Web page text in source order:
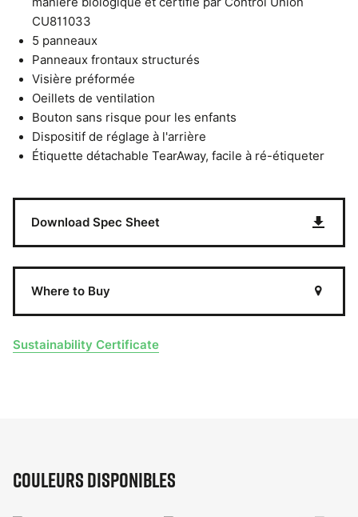
CU811033
5 panneaux
Panneaux frontaux structurés
Visière préformée
Oeillets de ventilation
Bouton sans risque pour les enfants
Dispositif de réglage à l'arrière
Étiquette détachable TearAway, facile à ré-étiqueter
Download Spec Sheet
Where to Buy
Sustainability Certificate
Couleurs disponibles